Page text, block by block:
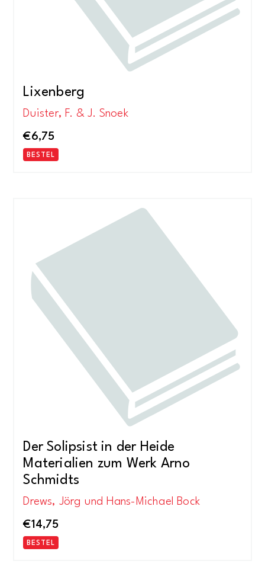
Lixenberg
Duister, F. & J. Snoek
€6,75
BESTEL
Der Solipsist in der Heide
Materialien zum Werk Arno
Schmidts
Drews, Jörg und Hans-Michael Bock
€14,75
BESTEL